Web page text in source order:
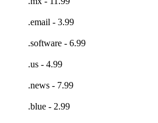
.email - 3.99
.software - 6.99
.us - 4.99
.news - 7.99
.blue - 2.99